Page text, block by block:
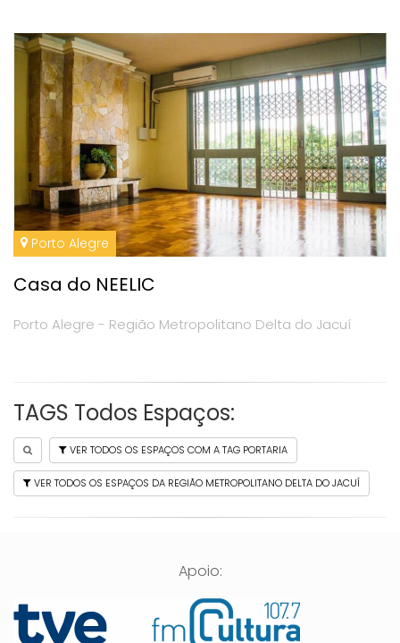
Porto Alegre
Casa do NEELIC
Porto Alegre - Região Metropolitano Delta do Jacuí
TAGS Todos Espaços:
VER TODOS OS ESPAÇOS COM A TAG PORTARIA
VER TODOS OS ESPAÇOS DA REGIÃO METROPOLITANO DELTA DO JACUÍ
Apoio: